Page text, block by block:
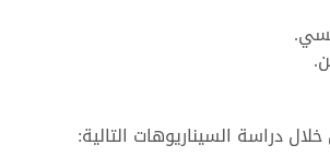
دراسة السيناريوهات التالية: